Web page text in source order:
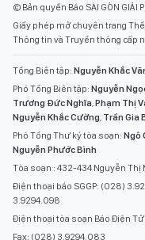
© Bản quyền Báo SÀI GÒN GIẢI
Giấy phép mở chuyên trang
Thông tin và Truyền thông cấp
Tổng Biên tập: Nguyễn Khắc
Phó Tổng Biên tập: Nguyễn
Trương Đức Nghĩa Phạm Thị
Nguyễn Khắc Cường Trần Gia
Phó Tổng Thư ký tòa soạn: Ngô
Nguyễn Phước Bình
Tòa soạn : 432-434 Nguyễn Thị
Điện thoại báo SGGP: (028)
3.9294.098
Điện thoại tòa soạn Báo Điện
Fax: (028) 3.9294.083